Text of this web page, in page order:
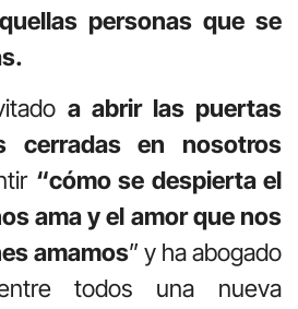
personas que se
a abrir las puertas
cerradas en nosotros
“cómo se despierta el
ama y el amor que nos
amamos” y ha abogado
todos una nueva